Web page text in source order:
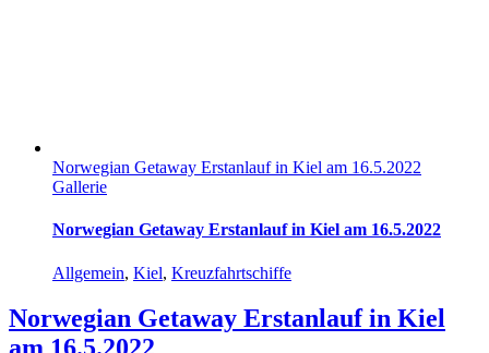
Norwegian Getaway Erstanlauf in Kiel am 16.5.2022
Gallerie
Norwegian Getaway Erstanlauf in Kiel am 16.5.2022
Allgemein, Kiel, Kreuzfahrtschiffe
Norwegian Getaway Erstanlauf in Kiel